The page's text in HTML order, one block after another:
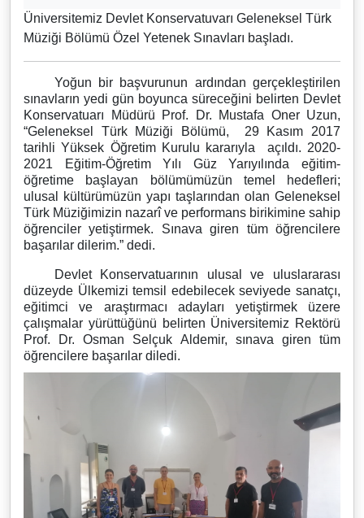
Üniversitemiz Devlet Konservatuvarı Geleneksel Türk
Müziği Bölümü Özel Yetenek Sınavları başladı.
Yoğun bir başvurunun ardından gerçekleştirilen
sınavların yedi gün boyunca süreceğini belirten Devlet
Konservatuarı Müdürü Prof. Dr. Mustafa Oner Uzun,
“Geleneksel Türk Müziği Bölümü, 29 Kasım 2017
tarihli Yüksek Öğretim Kurulu kararıyla açıldı. 2020-
2021 Eğitim-Öğretim Yılı Güz Yarıyılında eğitim-
öğretime başlayan bölümümüzün temel hedefleri;
ulusal kültürümüzün yapı taşlarından olan Geleneksel
Türk Müziğimizin nazarî ve performans birikimine sahip
öğrenciler yetiştirmek. Sınava giren tüm öğrencilere
başarılar dilerim.” dedi.
Devlet Konservatuarının ulusal ve uluslararası
düzeyde Ülkemizi temsil edebilecek seviyede sanatçı,
eğitimci ve araştırmacı adayları yetiştirmek üzere
çalışmalar yürüttüğünü belirten Üniversitemiz Rektörü
Prof. Dr. Osman Selçuk Aldemir, sınava giren tüm
öğrencilere başarılar diledi.